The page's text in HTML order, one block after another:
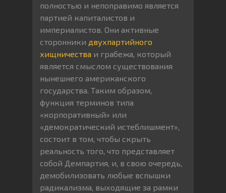
полностью и непоправимо является
партией капиталистов и
империалистов. Они активные
сторонники двухпартийного
хищничества и грабежа, который
является смыслом существования
нынешнего американского
государства. Таким образом,
функция терминов типа
«корпоративный» или
«демократический истеблишмент»,
состоит в том, чтобы скрыть
реальность того, что представляет
собой Демпартия, и, в свою очередь,
демобилизовать любые вспышки
радикализма, выходящие за рамки